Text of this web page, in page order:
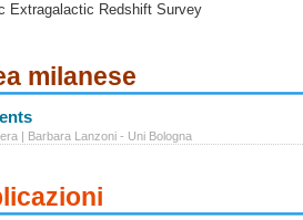
Extragalactic Redshift Survey
milanese
| Barbara Lanzoni - Uni Bologna